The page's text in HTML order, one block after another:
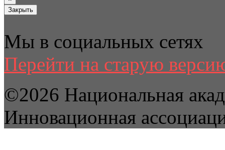
Закрыть
Мы в социальных сетях
Перейти на старую
©2026 Национальная
Инновационная